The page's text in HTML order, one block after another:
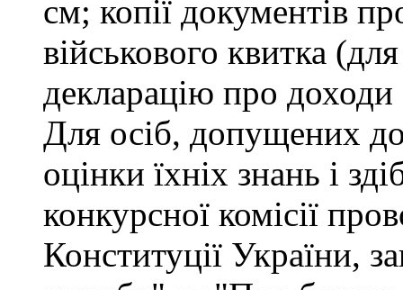
см; копії документів
військового квитка
декларацію про доходи
Для осіб, допущених
оцінки їхніх знань і
конкурсної комісії
Конституції України,